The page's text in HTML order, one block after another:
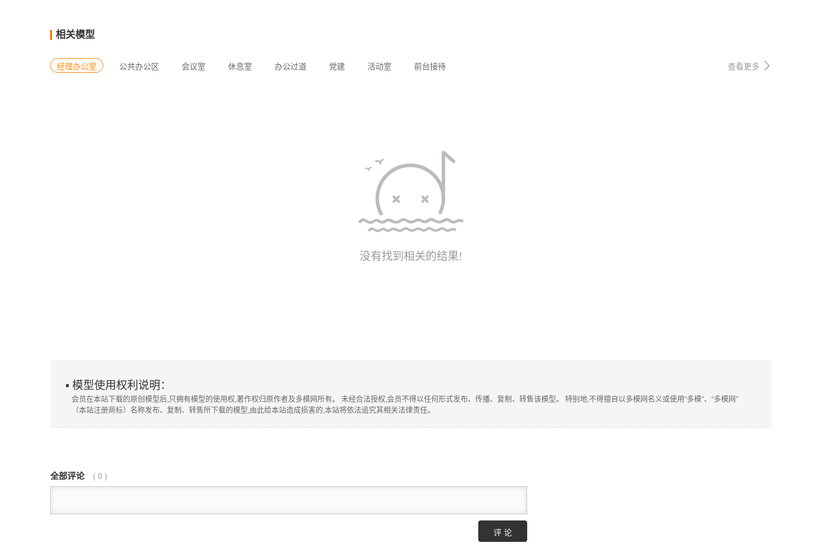
相关模型
经理办公室 公共办公区 会议室 休息室 办公过道 党建 活动室 前台接待 查看更多 
没有找到相关的结果!
▪ 模型使用权利说明：
会员在本站下载的原创模型后,只拥有模型的使用权,著作权归原作者及多模网所有。 未经合法授权,会员不得以任何形式发布、传播、复制、转售该模型。 特别地,不得擅自以多模网名义或使用“多模”、“多模网”
（本站注册商标）名称发布、复制、转售所下载的模型,由此给本站造成损害的,本站将依法追究其相关法律责任。
全部评论 ( 0 )